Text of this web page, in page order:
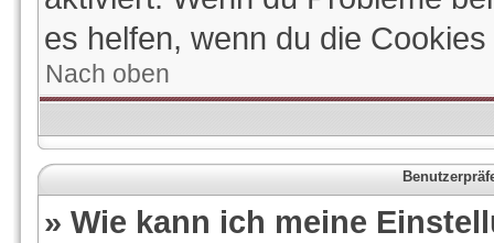
es helfen, wenn du die
Nach oben
» Wie kann ich meine